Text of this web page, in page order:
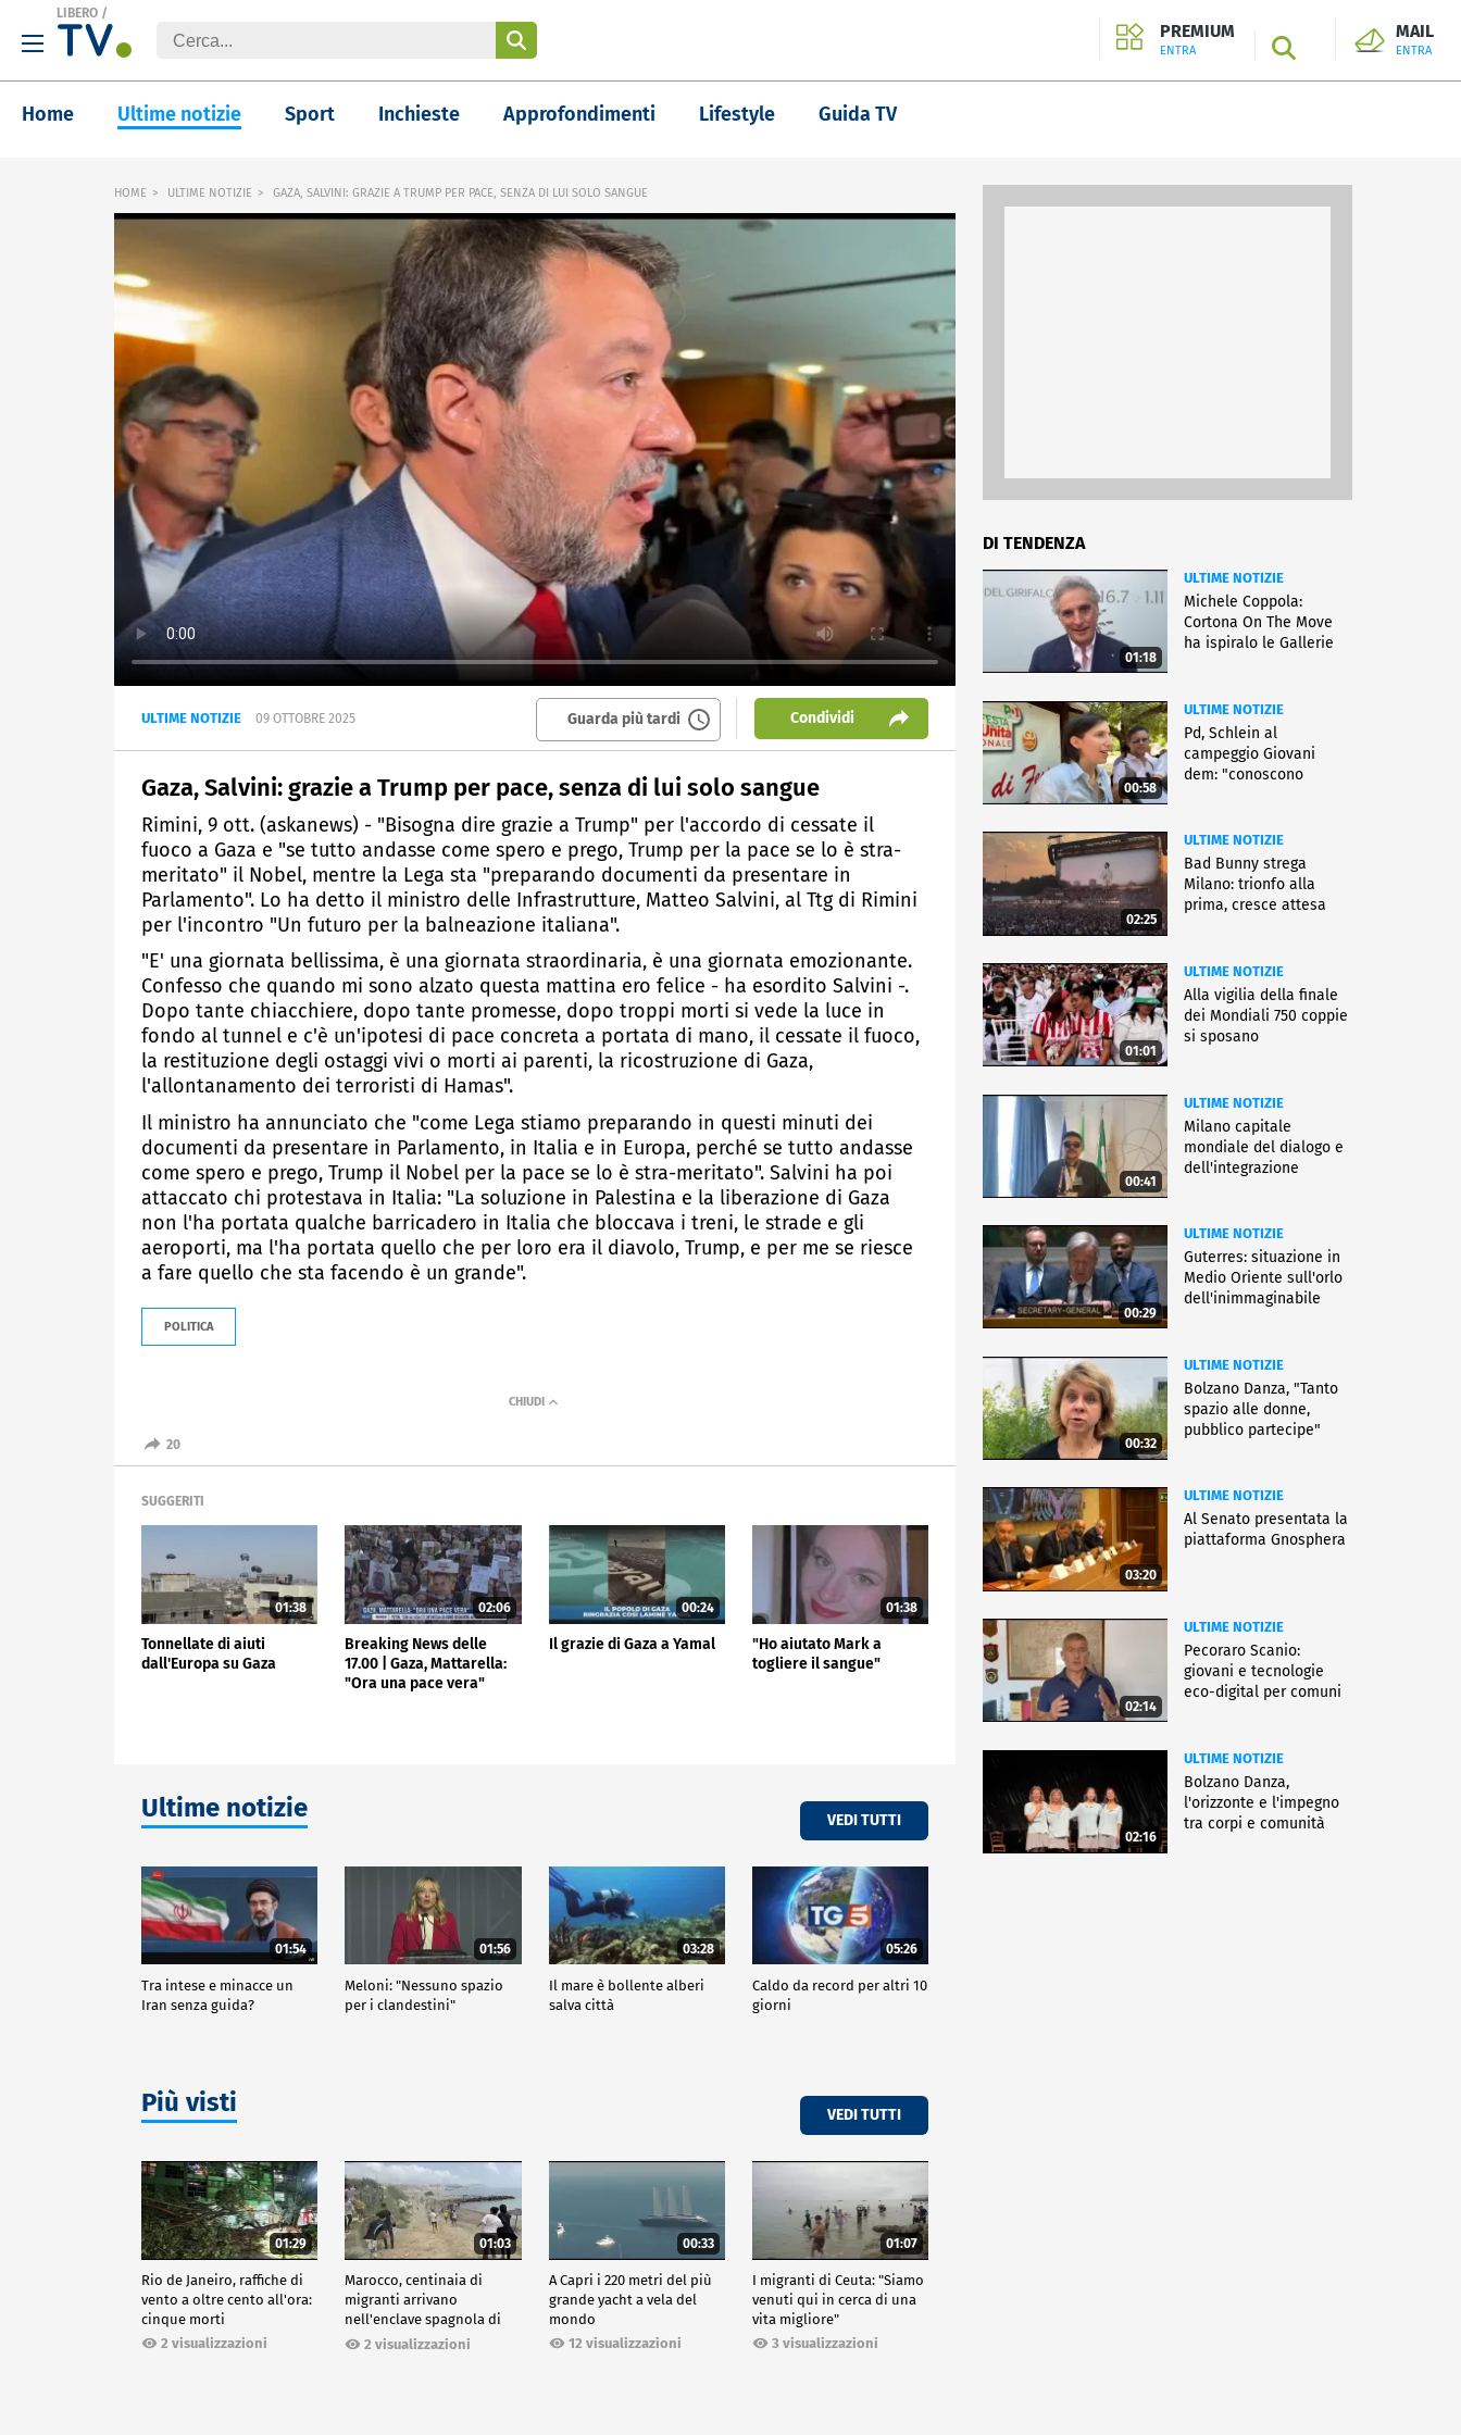
LIBERO /
PREMIUM
ENTRA SEARCH
MAIL
ENTRA
Home Ultime notizie Sport Inchieste Approfondimenti Lifestyle Guida TV
HOME ULTIME NOTIZIE GAZA, SALVINI: GRAZIE A TRUMP PER PACE, SENZA DI LUI SOLO SANGUE
ULTIME NOTIZIE 09 OTTOBRE 2025 Guarda più tardi Condividi
Gaza, Salvini: grazie a Trump per pace, senza di lui solo sangue
Rimini, 9 ott. (askanews) - "Bisogna dire grazie a Trump" per l'accordo di cessate il
fuoco a Gaza e "se tutto andasse come spero e prego, Trump per la pace se lo è stra-
meritato" il Nobel, mentre la Lega sta "preparando documenti da presentare in
Parlamento". Lo ha detto il ministro delle Infrastrutture, Matteo Salvini, al Ttg di Rimini
per l'incontro "Un futuro per la balneazione italiana".
"E' una giornata bellissima, è una giornata straordinaria, è una giornata emozionante.
Confesso che quando mi sono alzato questa mattina ero felice - ha esordito Salvini -.
Dopo tante chiacchiere, dopo tante promesse, dopo troppi morti si vede la luce in
fondo al tunnel e c'è un'ipotesi di pace concreta a portata di mano, il cessate il fuoco,
la restituzione degli ostaggi vivi o morti ai parenti, la ricostruzione di Gaza,
l'allontanamento dei terroristi di Hamas".
Il ministro ha annunciato che "come Lega stiamo preparando in questi minuti dei
documenti da presentare in Parlamento, in Italia e in Europa, perché se tutto andasse
come spero e prego, Trump il Nobel per la pace se lo è stra-meritato". Salvini ha poi
attaccato chi protestava in Italia: "La soluzione in Palestina e la liberazione di Gaza
non l'ha portata qualche barricadero in Italia che bloccava i treni, le strade e gli
aeroporti, ma l'ha portata quello che per loro era il diavolo, Trump, e per me se riesce
a fare quello che sta facendo è un grande".
POLITICA
20
SUGGERITI
01:38
Tonnellate di aiuti
dall'Europa su Gaza
02:06
Breaking News delle
17.00 | Gaza, Mattarella:
"Ora una pace vera"
00:24
Il grazie di Gaza a Yamal
01:38
"Ho aiutato Mark a
togliere il sangue"
Ultime notizie VEDI TUTTI
01:54
Tra intese e minacce un
Iran senza guida?
01:56
Meloni: "Nessuno spazio
per i clandestini"
03:28
Il mare è bollente alberi
salva città
05:26
Caldo da record per altri 10
giorni
Più visti VEDI TUTTI
01:29
Rio de Janeiro, raffiche di
vento a oltre cento all'ora:
cinque morti
2 visualizzazioni
01:03
Marocco, centinaia di
migranti arrivano
nell'enclave spagnola di
Ceuta2 visualizzazioni
00:33
A Capri i 220 metri del più
grande yacht a vela del
mondo
12 visualizzazioni
01:07
I migranti di Ceuta: "Siamo
venuti qui in cerca di una
vita migliore"
3 visualizzazioni
DI TENDENZA
01:18
ULTIME NOTIZIE
Michele Coppola:
Cortona On The Move
ha ispiralo le Gallerie
00:58
ULTIME NOTIZIE
Pd, Schlein al
campeggio Giovani
dem: "conoscono
02:25
ULTIME NOTIZIE
Bad Bunny strega
Milano: trionfo alla
prima, cresce attesa
01:01
ULTIME NOTIZIE
Alla vigilia della finale
dei Mondiali 750 coppie
si sposano
00:41
ULTIME NOTIZIE
Milano capitale
mondiale del dialogo e
dell'integrazione
00:29
ULTIME NOTIZIE
Guterres: situazione in
Medio Oriente sull'orlo
dell'inimmaginabile
00:32
ULTIME NOTIZIE
Bolzano Danza, "Tanto
spazio alle donne,
pubblico partecipe"
03:20
ULTIME NOTIZIE
Al Senato presentata la
piattaforma Gnosphera
02:14
ULTIME NOTIZIE
Pecoraro Scanio:
giovani e tecnologie
eco-digital per comuni
02:16
ULTIME NOTIZIE
Bolzano Danza,
l'orizzonte e l'impegno
tra corpi e comunità